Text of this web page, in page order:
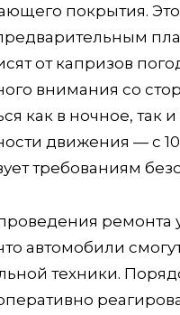
покрытия.
от капризов
внимания со
как в ночное, так
движения — с
требованиям
ремонта
автомобили
техники.